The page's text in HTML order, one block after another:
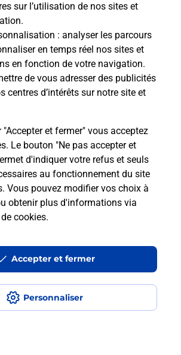
sur l’utilisation de nos sites et
: analyser les parcours
en temps réel nos sites et
en fonction de votre navigation.
de vous adresser des publicités
centres d’intérêts sur notre site et
et fermer" vous acceptez
Le bouton "Ne pas accepter et
d'indiquer votre refus et seuls
au fonctionnement du site
Vous pouvez modifier vos choix à
obtenir plus d'informations via
cookies.
Personnaliser
Accepter et fermer
la
classique ?
installée la
classique ?
- téléassistance
Pino - téléassistance
conforme